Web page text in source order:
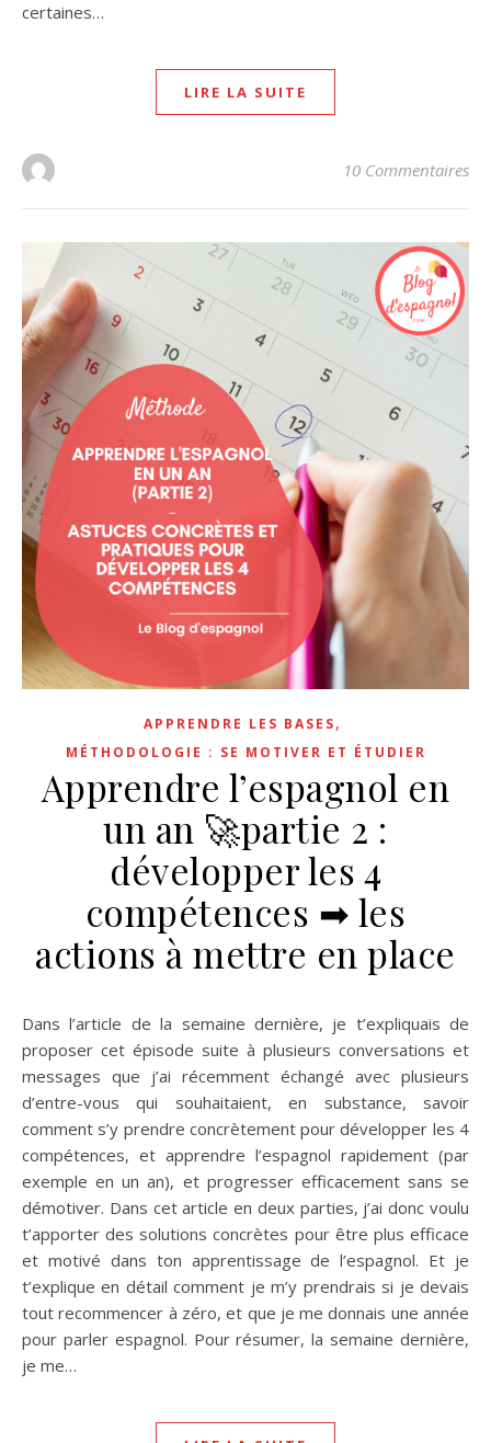
certaines…
LIRE LA SUITE
10 Commentaires
APPRENDRE LES BASES,
MÉTHODOLOGIE : SE MOTIVER ET ÉTUDIER
Apprendre l’espagnol en
un an 🚀partie 2 :
développer les 4
compétences ➡ les
actions à mettre en place
Dans l’article de la semaine dernière, je t’expliquais de
proposer cet épisode suite à plusieurs conversations et
messages que j’ai récemment échangé avec plusieurs
d’entre-vous qui souhaitaient, en substance, savoir
comment s’y prendre concrètement pour développer les 4
compétences, et apprendre l’espagnol rapidement (par
exemple en un an), et progresser efficacement sans se
démotiver. Dans cet article en deux parties, j’ai donc voulu
t’apporter des solutions concrètes pour être plus efficace
et motivé dans ton apprentissage de l’espagnol. Et je
t’explique en détail comment je m’y prendrais si je devais
tout recommencer à zéro, et que je me donnais une année
pour parler espagnol. Pour résumer, la semaine dernière,
je me…